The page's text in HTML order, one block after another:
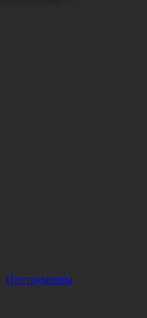
Инструменты